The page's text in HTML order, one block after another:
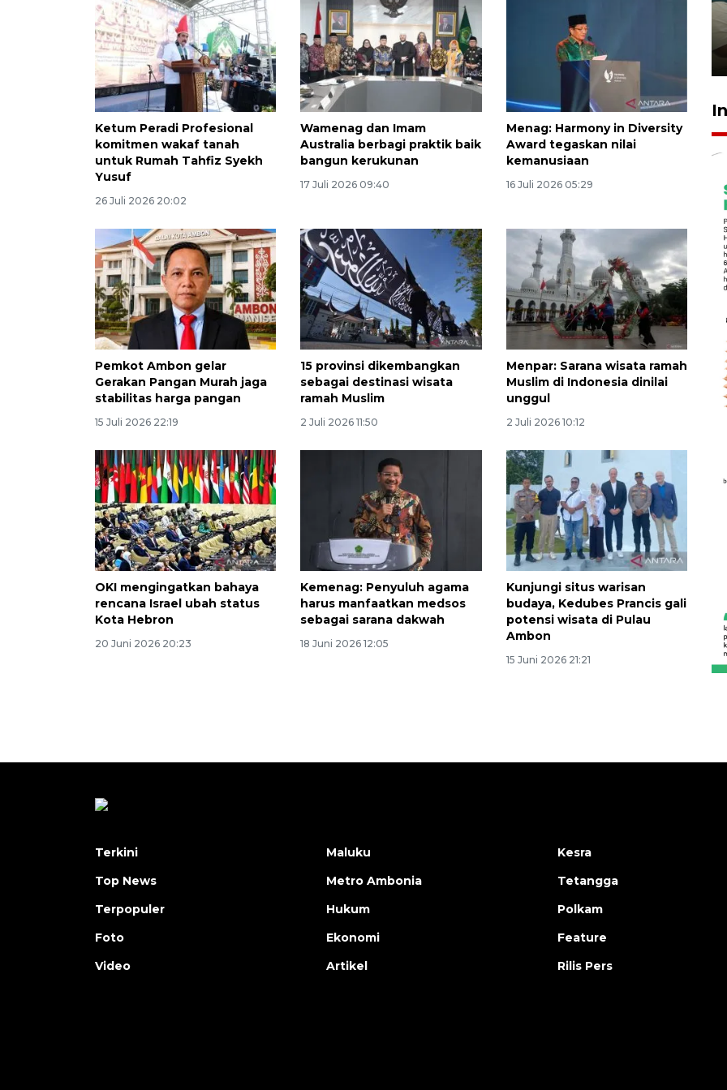
Ketum Peradi Profesional
komitmen wakaf tanah
untuk Rumah Tahfiz Syekh
Yusuf
26 Juli 2026 20:02
Wamenag dan Imam
Australia berbagi praktik baik
bangun kerukunan
17 Juli 2026 09:40
Menag: Harmony in Diversity
Award tegaskan nilai
kemanusiaan
16 Juli 2026 05:29
Pemkot Ambon gelar
Gerakan Pangan Murah jaga
stabilitas harga pangan
15 Juli 2026 22:19
15 provinsi dikembangkan
sebagai destinasi wisata
ramah Muslim
2 Juli 2026 11:50
Menpar: Sarana wisata ramah
Muslim di Indonesia dinilai
unggul
2 Juli 2026 10:12
OKI mengingatkan bahaya
rencana Israel ubah status
Kota Hebron
20 Juni 2026 20:23
Kemenag: Penyuluh agama
harus manfaatkan medsos
sebagai sarana dakwah
18 Juni 2026 12:05
Kunjungi situs warisan
budaya, Kedubes Prancis gali
potensi wisata di Pulau
Ambon
15 Juni 2026 21:21
ruang pada anak di lembaga
pembinaan
23 Juli 2026 14:28
Awas penipuan berbasis AI
Terkini
Top News
Terpopuler
Foto
Video
Maluku
Metro Ambonia
Hukum
Ekonomi
Artikel
Kesra
Tetangga
Polkam
Feature
Rilis Pers